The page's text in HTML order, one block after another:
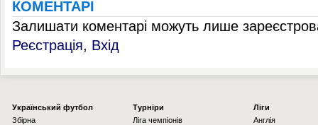
КОМЕНТАРІ
Залишати коментарі можуть лише
Реєстрація, Вхід
Українcький футбол
Збірна
Турніри
Ліга чемпіонів
Ліги
Англія